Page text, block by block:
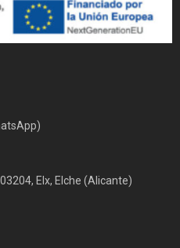
Elx, Elche (Alicante)